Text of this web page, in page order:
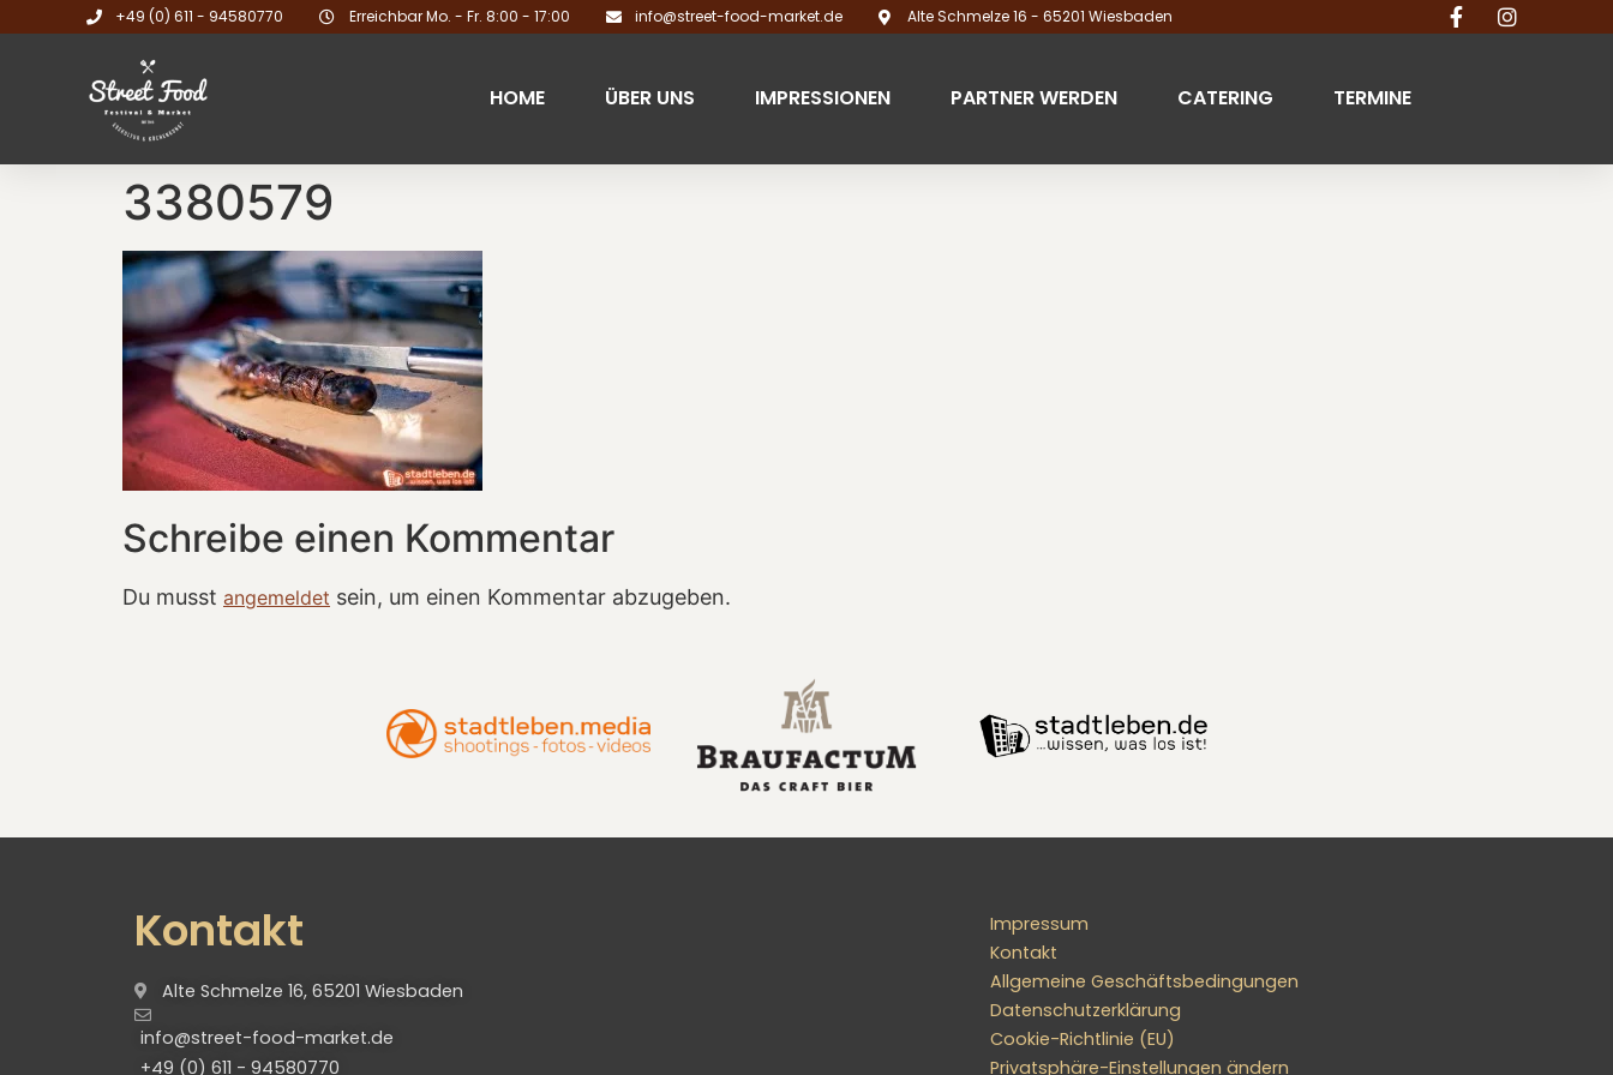
+49 (0) 611 - 94580770 Erreichbar Mo. - Fr. 8:00 - 17:00 info@street-food-market.de Alte Schmelze 16 - 65201 Wiesbaden
HOME ÜBER UNS IMPRESSIONEN PARTNER WERDEN CATERING TERMINE
3380579
Schreibe einen Kommentar
Du musst angemeldet sein, um einen Kommentar abzugeben.
Kontakt
Alte Schmelze 16, 65201 Wiesbaden
info@street-food-market.de
+49 (0) 611 - 94580770
Impressum
Kontakt
Allgemeine Geschäftsbedingungen
Datenschutzerklärung
Cookie-Richtlinie (EU)
Privatsphäre-Einstellungen ändern